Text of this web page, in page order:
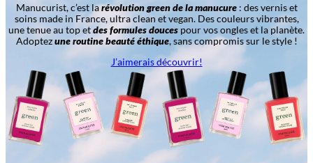
Manucurist, c’est larévolution green de la manucure: des vernis et
soins made in France, ultra clean et vegan. Des couleurs vibrantes,
une tenue au top etdes formules douces pour vos ongles et la planète.
Adoptezune routine beauté éthique, sans compromis sur le style !
J’aimerais découvrir!